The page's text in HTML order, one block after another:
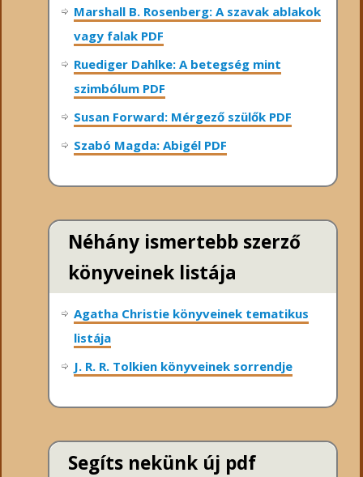
Marshall B. Rosenberg: A szavak ablakok
vagy falak PDF
Ruediger Dahlke: A betegség mint
szimbólum PDF
Susan Forward: Mérgező szülők PDF
Szabó Magda: Abigél PDF
Néhány ismertebb szerző
könyveinek listája
Agatha Christie könyveinek tematikus
listája
J. R. R. Tolkien könyveinek sorrendje
Segíts nekünk új pdf